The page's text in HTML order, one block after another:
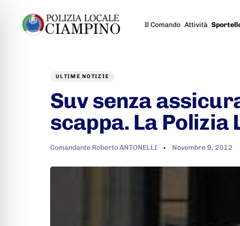
Il Comando Attività
ULTIME NOTIZIE
Suv senza
scappa. La Polizia
Comandante Roberto ANTONELLI Novembre 9, 2012